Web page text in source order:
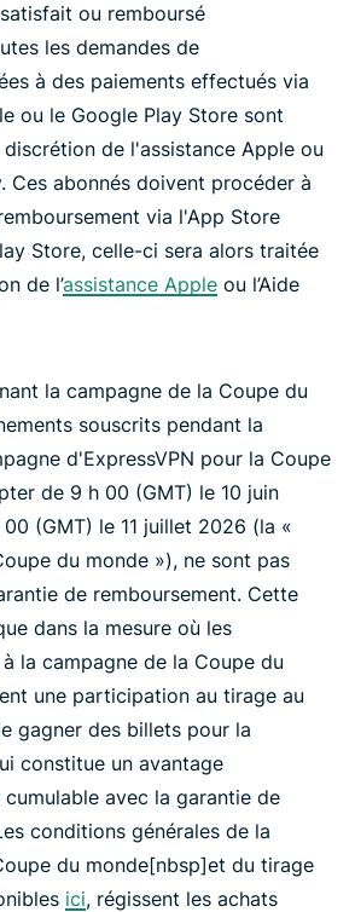
ou remboursé
les demandes de
à des paiements effectués via
ou le Google Play Store sont
de l'assistance Apple ou
Ces abonnés doivent procéder à
via l'App Store
Store, celle-ci sera alors traitée
de l’assistance Apple ou l’Aide
la campagne de la Coupe du
souscrits pendant la
d'ExpressVPN pour la Coupe
de 9 h 00 (GMT) le 10 juin
(GMT) le 11 juillet 2026 (la «
du monde »), ne sont pas
de remboursement. Cette
dans la mesure où les
la campagne de la Coupe du
une participation au tirage au
gagner des billets pour la
constitue un avantage
avec la garantie de
conditions générales de la
du monde[nbsp]et du tirage
ici, régissent les achats